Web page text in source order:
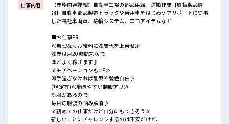
仕事内容
【業務内容詳細】自動車工場の部品供給、運搬作業【取扱製品情
報】自動車部品製造トラックや乗用車をはじめケアサポートに従事
した福祉車両車、駐輪システム、エコアイテムなど
■お仕事PR
≪無理なくお給料に残業代を上乗せ≫
残業は月20時間未満で、
ほどよく稼げます♪
≪モチベーションもUP≫
派手過ぎなければ髪型や髪色自由♪
(規定有)≪動きやすい制服アリ≫
制服があるので、
毎日の服装の悩み解消♪
≪初めての仕事だけど自分にもできそう≫
新しいことにチャレンジするのは不安だけど、